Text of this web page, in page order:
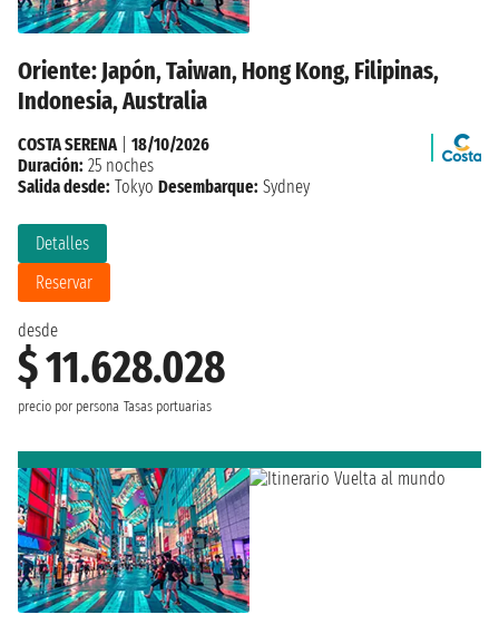
Oriente: Japón, Taiwan, Hong Kong, Filipinas,
Indonesia, Australia
desde
$ 11.628.028
precio por persona Tasas portuarias
Detalles
Reservar
COSTA SERENA| 18/10/2026
Duración: 25 noches
Salida desde: Tokyo Desembarque: Sydney